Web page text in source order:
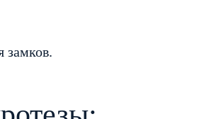
замков.